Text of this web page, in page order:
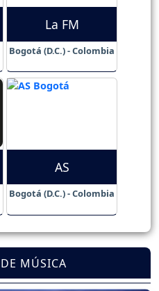
La FM
Bogotá (D.C.) - Colombia
AS
Bogotá (D.C.) - Colombia
MÚSICA